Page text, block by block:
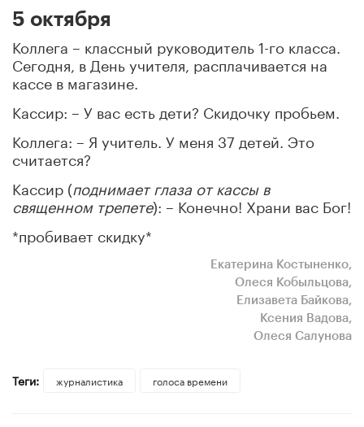
5 октября
Коллега – классный руководитель 1-го класса.
Сегодня, в День учителя, расплачивается на
кассе в магазине.
Кассир: – У вас есть дети? Скидочку пробьем.
Коллега: – Я учитель. У меня 37 детей. Это
считается?
Кассир (поднимает глаза от кассы в
священном трепете): – Конечно! Храни вас Бог!
*пробивает скидку*
Екатерина Костыненко,
Олеся Кобыльцова,
Елизавета Байкова,
Ксения Вадова,
Олеся Салунова
Теги: журналистика голоса времени